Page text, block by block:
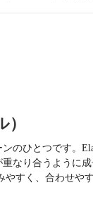
ひとつです。
なり合うように
すく、合わせや